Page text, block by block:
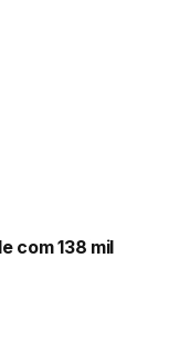
com 138 mil